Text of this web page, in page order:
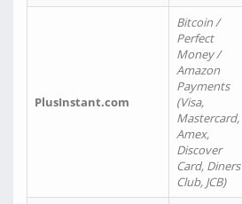
PlusInstant.com
Bitcoin /
Perfect
Money /
Amazon
Payments
(Visa,
Mastercard,
Amex,
Discover
Card, Diners
Club, JCB)